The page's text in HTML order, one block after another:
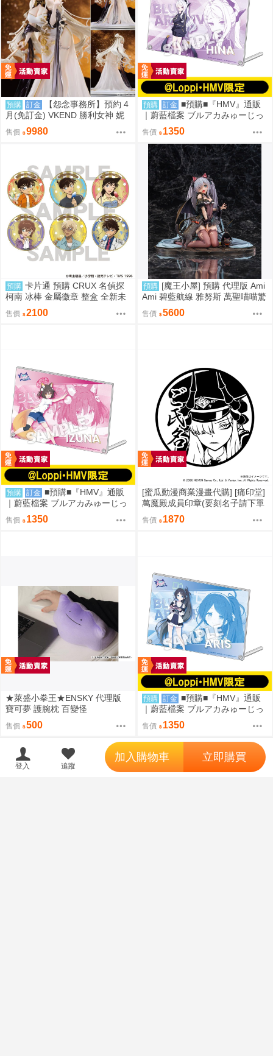
預購 訂金
【怨念事務所】預約 4
月(免訂金) VKEND 勝利女神 妮
姬 皇冠 榮耀之花 1/4 附特典 101
8
售價 9980
預購 訂金 ■預購■『HMV』通販
｜蔚藍檔案 ブルアカみゅーじっ
く♪3D LIVE『空崎陽奈&早瀨優
香&尾刃環奈&錠前沙織』壓克力
板。[0912]
售價 1350
預購 卡片通 預購 CRUX 名偵探
柯南 冰棒 金屬徽章 整盒 全新未
售價 2100
預購 [魔王小屋] 預購 代理版 Ami
Ami 碧藍航線 雅努斯 萬聖喵喵驚
悚夜ver.
售價 5600
預購 訂金 ■預購■『HMV』通販
｜蔚藍檔案 ブルアカみゅーじっ
く♪3D LIVE『忍術研究部』壓克
力板。[0912]
售價 1350
[蜜瓜動漫商業漫畫代購] [痛印堂]
萬魔殿成員印章(要刻名子請下單
備註)(預約至8/28)(12月預約)(蔚
藍檔案)
售價 1870
★萊盛小拳王★ENSKY 代理版
寶可夢 護腕枕 百變怪
售價 500
預購 訂金 ■預購■『HMV』通販
｜蔚藍檔案 ブルアカみゅーじっ
く♪3D LIVE『遊戲開發部』壓克
力板。[0912]
售價 1350
登入 追蹤
加入購物車 立即購買